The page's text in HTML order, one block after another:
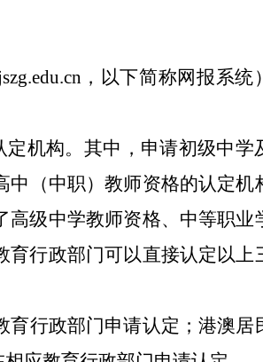
，以下简称网报系统
机构。其中，申请初级中学
中（中职）教师资格的认定机
高级中学教师资格、中等职业
行政部门可以直接认定以上
行政部门申请认定；港澳居